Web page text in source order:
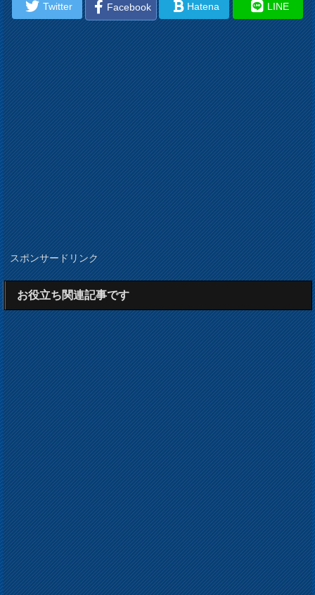
Twitter
Facebook Hatena LINE
スポンサードリンク
お役立ち関連記事です